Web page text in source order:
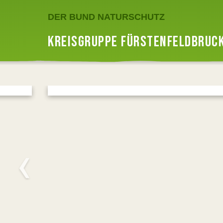
DER BUND NATURSCHUTZ
KREISGRUPPE